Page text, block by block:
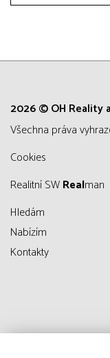
2026 © OH Reality
všechna práva
Cookies
Realitní SWRealman
Hledám
Nabízím
Kontakty